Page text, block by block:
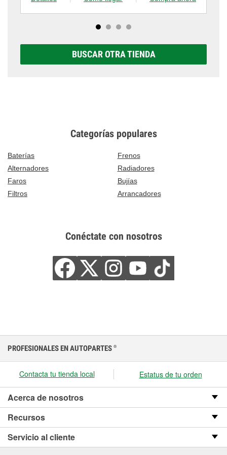
BUSCAR OTRA TIENDA
Categorías populares
Baterías
Frenos
Alternadores
Radiadores
Faros
Bujías
Filtros
Arrancadores
Conéctate con nosotros
PROFESIONALES EN AUTOPARTES ®
Contacta tu tienda local Estatus de tu orden
Acerca de nosotros
Recursos
Servicio al cliente